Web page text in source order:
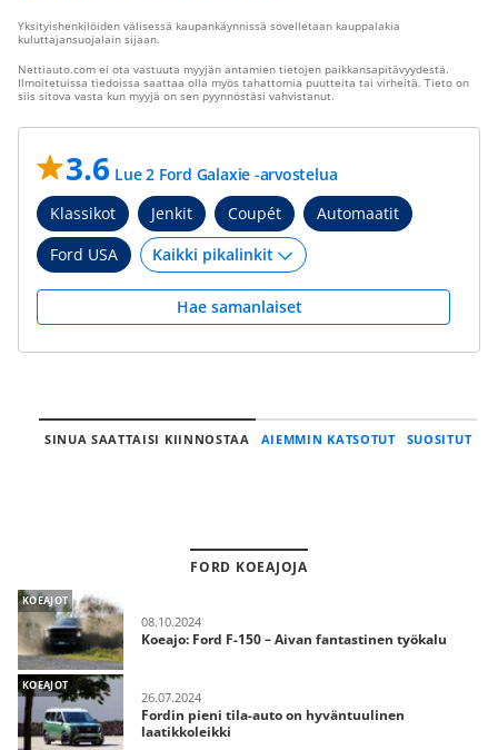
Yksityishenkilöiden välisessä kaupankäynnissä sovelletaan kauppalakia
kuluttajansuojalain sijaan.
Nettiauto.com ei ota vastuuta myyjän antamien tietojen paikkansapitävyydestä.
Ilmoitetuissa tiedoissa saattaa olla myös tahattomia puutteita tai virheitä. Tieto on
siis sitova vasta kun myyjä on sen pyynnöstäsi vahvistanut.
3.6 Lue 2 Ford Galaxie -arvostelua
Klassikot
Jenkit Coupét
Automaatit
Ford USA
Hae samanlaiset
SINUA SAATTAISI KIINNOSTAA AIEMMIN KATSOTUT SUOSITUT
FORD KOEAJOJA
KOEAJOT
08.10.2024
Koeajo: Ford F-150 – Aivan fantastinen työkalu
KOEAJOT
26.07.2024
Fordin pieni tila-auto on hyväntuulinen
laatikkoleikki